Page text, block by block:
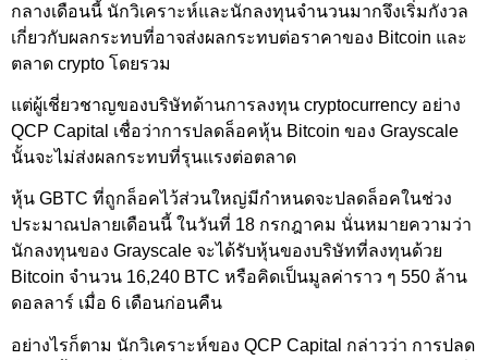
กลางเดือนนี้ นักวิเคราะห์และนักลงทุนจำนวนมากจึงเริ่มกังวล
เกี่ยวกับผลกระทบที่อาจส่งผลกระทบต่อราคาของ Bitcoin และ
ตลาด crypto โดยรวม
แต่ผู้เชี่ยวชาญของบริษัทด้านการลงทุน cryptocurrency อย่าง
QCP Capital เชื่อว่าการปลดล็อคหุ้น Bitcoin ของ Grayscale
นั้นจะไม่ส่งผลกระทบที่รุนแรงต่อตลาด
หุ้น GBTC ที่ถูกล็อคไว้ส่วนใหญ่มีกำหนดจะปลดล็อคในช่วง
ประมาณปลายเดือนนี้ ในวันที่ 18 กรกฎาคม นั่นหมายความว่า
นักลงทุนของ Grayscale จะได้รับหุ้นของบริษัทที่ลงทุนด้วย
Bitcoin จำนวน 16,240 BTC หรือคิดเป็นมูลค่าราว ๆ 550 ล้าน
ดอลลาร์ เมื่อ 6 เดือนก่อนคืน
อย่างไรก็ตาม นักวิเคราะห์ของ QCP Capital กล่าวว่า การปลด